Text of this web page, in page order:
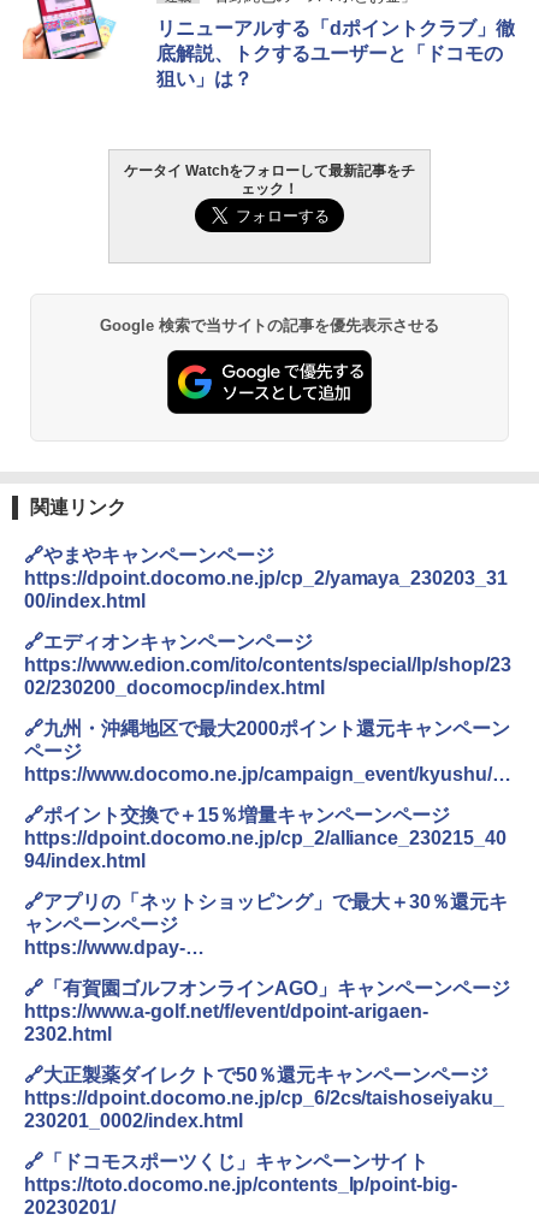
リニューアルする「dポイントクラブ」徹
底解説、トクするユーザーと「ドコモの
狙い」は？
ケータイ Watchをフォローして最新記事をチ
ェック！
Google 検索で当サイトの記事を優先表示させる
関連リンク
🔗やまやキャンペーンページ
https://dpoint.docomo.ne.jp/cp_2/yamaya_230203_31
00/index.html
🔗エディオンキャンペーンページ
https://www.edion.com/ito/contents/special/lp/shop/23
02/230200_docomocp/index.html
🔗九州・沖縄地区で最大2000ポイント還元キャンペーン
ページ
https://www.docomo.ne.jp/campaign_event/kyushu/d
🔗ポイント交換で＋15％増量キャンペーンページ
https://dpoint.docomo.ne.jp/cp_2/alliance_230215_40
94/index.html
🔗アプリの「ネットショッピング」で最大＋30％還元キ
ャンペーンページ
https://www.dpay-
🔗「有賀園ゴルフオンラインAGO」キャンペーンページ
https://www.a-golf.net/f/event/dpoint-arigaen-
2302.html
🔗大正製薬ダイレクトで50％還元キャンペーンページ
https://dpoint.docomo.ne.jp/cp_6/2cs/taishoseiyaku_
230201_0002/index.html
🔗「ドコモスポーツくじ」キャンペーンサイト
https://toto.docomo.ne.jp/contents_lp/point-big-
20230201/